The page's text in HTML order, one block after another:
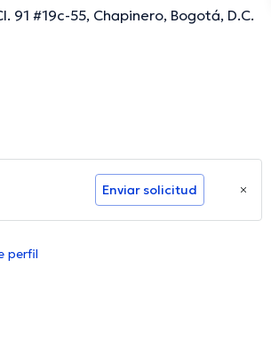
91 #19c-55, Chapinero, Bogotá, D.C.
Enviar solicitud
perfil